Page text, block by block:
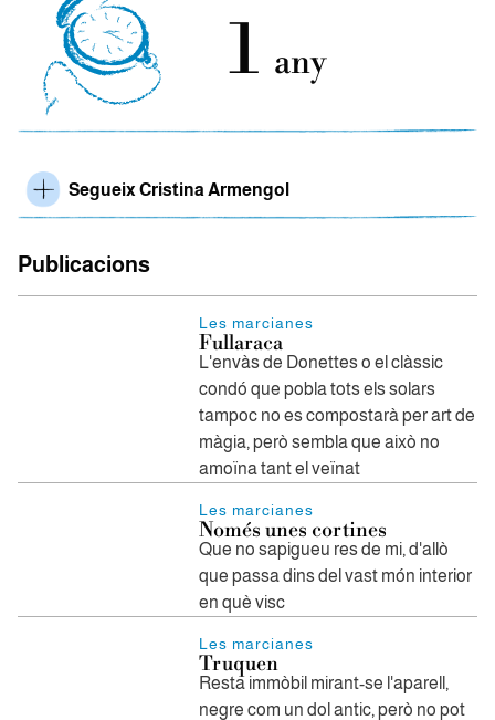
1 any
Segueix Cristina Armengol
Publicacions
Les marcianes
Fullaraca
L'envàs de Donettes o el clàssic
condó que pobla tots els solars
tampoc no es compostarà per art de
màgia, però sembla que això no
amoïna tant el veïnat
Les marcianes
Només unes cortines
Que no sapigueu res de mi, d'allò
que passa dins del vast món interior
en què visc
Les marcianes
Truquen
Resta immòbil mirant-se l'aparell,
negre com un dol antic, però no pot